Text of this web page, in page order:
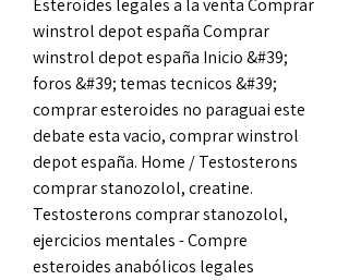
Esteroides legales a la venta Comprar
winstrol depot españa Comprar
winstrol depot españa Inicio &#39;
foros &#39; temas tecnicos &#39;
comprar esteroides no paraguai este
debate esta vacio, comprar winstrol
depot españa. Home / Testosterons
comprar stanozolol, creatine.
Testosterons comprar stanozolol,
ejercicios mentales - Compre
esteroides anabólicos legales